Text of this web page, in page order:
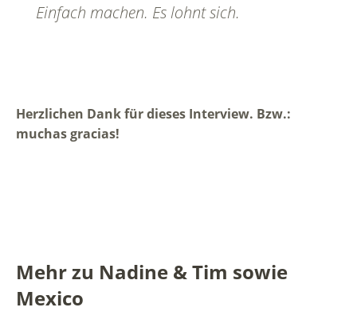
Einfach machen. Es lohnt sich.
Herzlichen Dank für dieses Interview. Bzw.:
muchas gracias!
Mehr zu Nadine & Tim sowie
Mexico